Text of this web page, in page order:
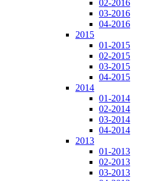
02-2016
03-2016
04-2016
2015
01-2015
02-2015
03-2015
04-2015
2014
01-2014
02-2014
03-2014
04-2014
2013
01-2013
02-2013
03-2013